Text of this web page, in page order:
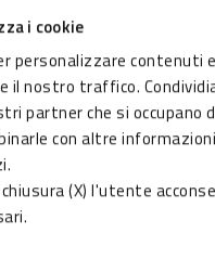
i cookie
personalizzare contenuti
il nostro traffico.
partner che si occupano
con altre
(X) l'utente
Un progetto di:
Comune di Bologna
Gestito da:
Fondazione Bologna Welcome